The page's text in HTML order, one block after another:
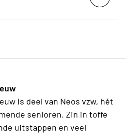
is deel van Neos vzw, hét
senioren. Zin in toffe
uitstappen en veel